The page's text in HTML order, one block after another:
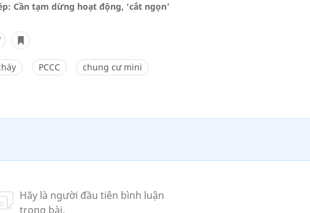
Cần tạm dừng hoạt động, ‘cắt ngọn’
PCCC chung cư mini